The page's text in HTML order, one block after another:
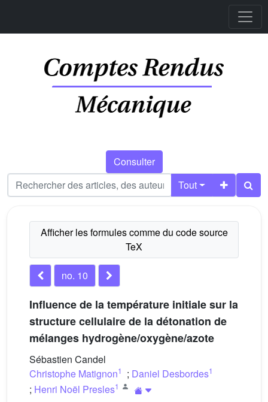
Consulter
Tout
no. 10
Influence de la température initiale sur la
structure cellulaire de la détonation de
mélanges hydrogène/oxygène/azote
Sébastien Candel
Christophe Matignon1 ; Daniel Desbordes1
; Henri Noël Presles1